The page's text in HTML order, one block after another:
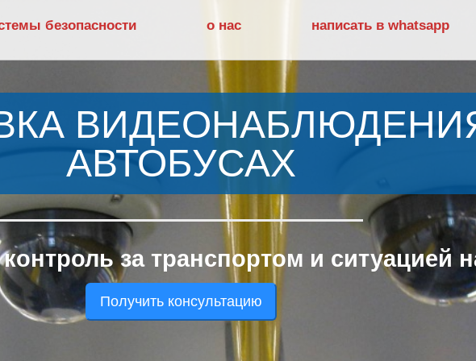
безопасности о нас написать в whatsapp
АВТОБУСАХ
за транспортом и ситуацией
Получить консультацию